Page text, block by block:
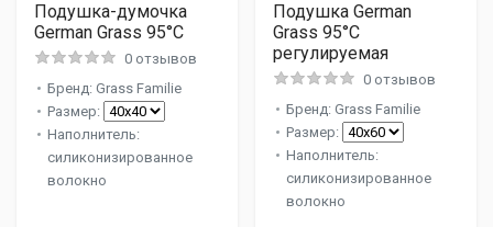
Подушка-думочка
German Grass 95°C
0 отзывов
Бренд: Grass Familie
Размер:
Наполнитель:
силиконизированное
волокно
Подушка German
Grass 95°C
регулируемая
0 отзывов
Бренд: Grass Familie
Размер:
Наполнитель:
силиконизированное
волокно